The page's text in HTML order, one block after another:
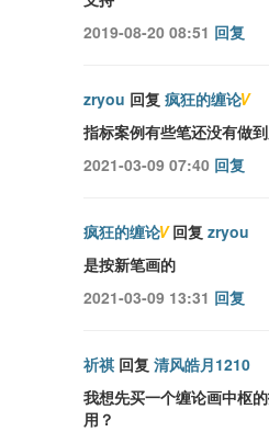
2019-08-20 08:51 回复
zryou 回复疯狂的缠论V
指标案例有些笔还没有做到
2021-03-09 07:40 回复
疯狂的缠论V回复zryou
是按新笔画的
2021-03-09 13:31 回复
祈祺 回复清风皓月1210
我想先买一个缠论画中枢
用？